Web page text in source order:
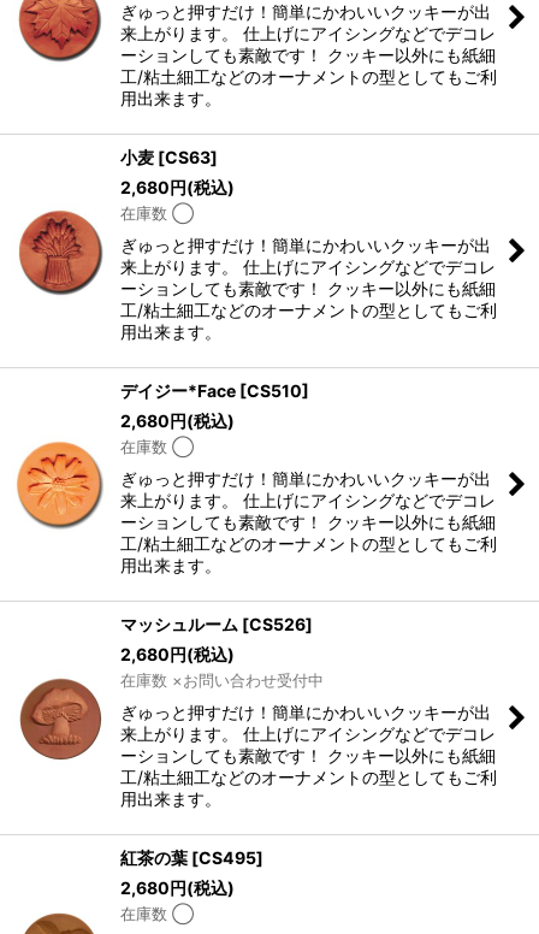
ぎゅっと押すだけ！簡単にかわいいクッキーが出
来上がります。 仕上げにアイシングなどでデコレ
ーションしても素敵です！ クッキー以外にも紙細
工/粘土細工などのオーナメントの型としてもご利
用出来ます。
小麦 [CS63]
2,680円(税込)
在庫数 ◯
ぎゅっと押すだけ！簡単にかわいいクッキーが出
来上がります。 仕上げにアイシングなどでデコレ
ーションしても素敵です！ クッキー以外にも紙細
工/粘土細工などのオーナメントの型としてもご利
用出来ます。
デイジー*Face [CS510]
2,680円(税込)
在庫数 ◯
ぎゅっと押すだけ！簡単にかわいいクッキーが出
来上がります。 仕上げにアイシングなどでデコレ
ーションしても素敵です！ クッキー以外にも紙細
工/粘土細工などのオーナメントの型としてもご利
用出来ます。
マッシュルーム [CS526]
2,680円(税込)
在庫数 ×お問い合わせ受付中
ぎゅっと押すだけ！簡単にかわいいクッキーが出
来上がります。 仕上げにアイシングなどでデコレ
ーションしても素敵です！ クッキー以外にも紙細
工/粘土細工などのオーナメントの型としてもご利
用出来ます。
紅茶の葉 [CS495]
2,680円(税込)
在庫数 ◯